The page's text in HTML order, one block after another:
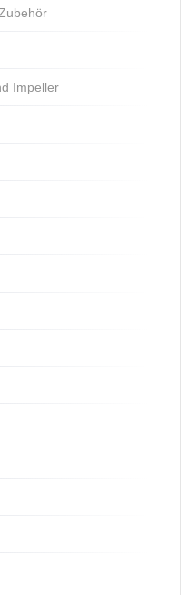
Impeller